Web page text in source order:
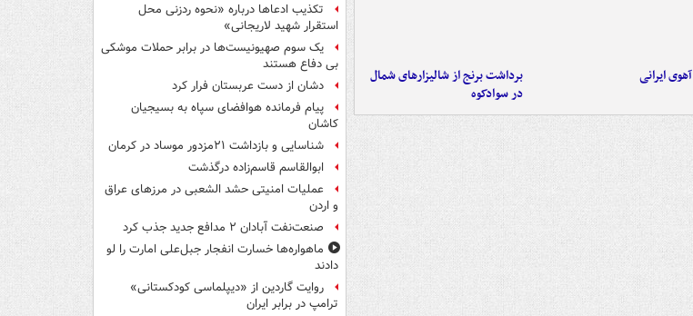
آهوی ایرانی
برداشت برنج از شالیزارهای شمال
در سوادکوه
تکذیب ادعاها درباره «نحوه ردزنی محل
استقرار شهید لاریجانی»
یک‌ سوم صهیونیست‌ها در برابر حملات موشکی
بی دفاع هستند
دشان از دست عربستان فرار کرد
پیام فرمانده هوافضای سپاه به بسیجیان
کاشان
شناسایی و بازداشت ۲۱مزدور موساد در کرمان
ابوالقاسم قاسم‌زاده درگذشت
عملیات امنیتی حشد الشعبی در مرزهای عراق
و اردن
صنعت‌نفت آبادان ۲ مدافع جدید جذب کرد
ماهواره‌ها خسارت انفجار جبل‌علی امارت را لو
دادند
روایت گاردین از «دیپلماسی کودکستانی»
ترامپ در برابر ایران